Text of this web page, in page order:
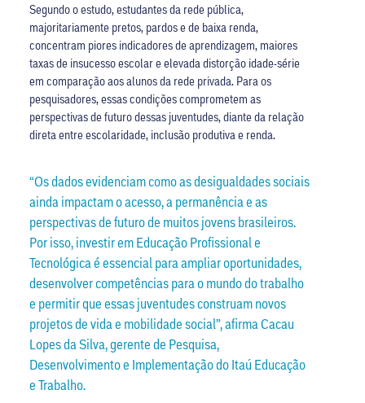
Segundo o estudo, estudantes da rede pública,
majoritariamente pretos, pardos e de baixa renda,
concentram piores indicadores de aprendizagem, maiores
taxas de insucesso escolar e elevada distorção idade-série
em comparação aos alunos da rede privada. Para os
pesquisadores, essas condições comprometem as
perspectivas de futuro dessas juventudes, diante da relação
direta entre escolaridade, inclusão produtiva e renda.
“Os dados evidenciam como as desigualdades sociais
ainda impactam o acesso, a permanência e as
perspectivas de futuro de muitos jovens brasileiros.
Por isso, investir em Educação Profissional e
Tecnológica é essencial para ampliar oportunidades,
desenvolver competências para o mundo do trabalho
e permitir que essas juventudes construam novos
projetos de vida e mobilidade social”, afirma Cacau
Lopes da Silva, gerente de Pesquisa,
Desenvolvimento e Implementação do Itaú Educação
e Trabalho.